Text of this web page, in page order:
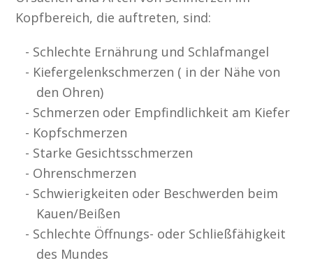
Kopfbereich, die auftreten, sind:
Schlechte Ernährung und Schlafmangel
Kiefergelenkschmerzen ( in der Nähe von
den Ohren)
Schmerzen oder Empfindlichkeit am Kiefer
Kopfschmerzen
Starke Gesichtsschmerzen
Ohrenschmerzen
Schwierigkeiten oder Beschwerden beim
Kauen/Beißen
Schlechte Öffnungs- oder Schließfähigkeit
des Mundes